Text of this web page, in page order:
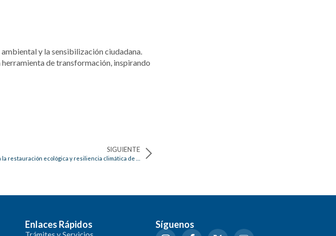
y la sensibilización ciudadana.
de transformación, inspirando
SIGUIENTE
Enlaces Rápidos Síguenos